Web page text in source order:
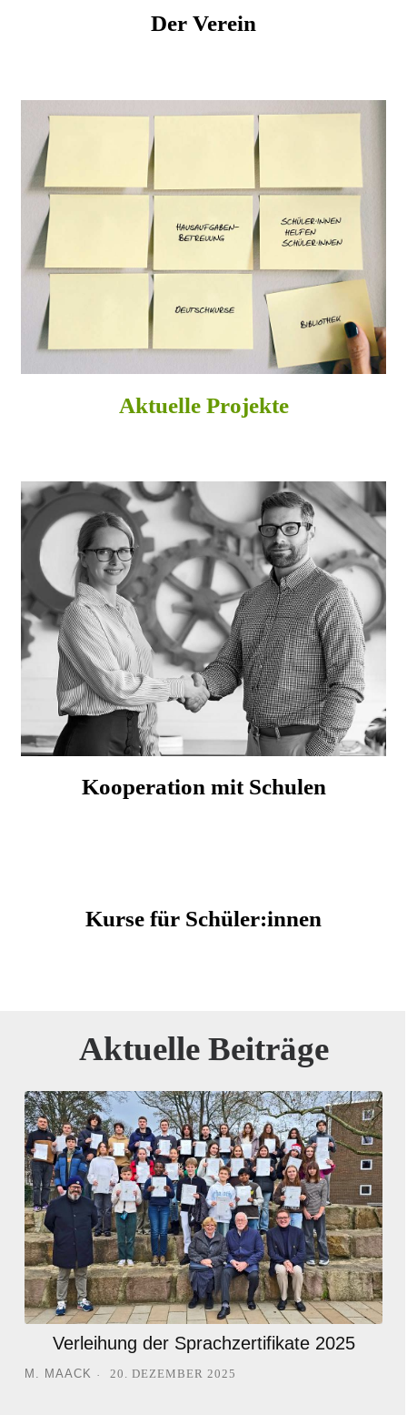
Der Verein
Aktuelle Projekte
Kooperation mit Schulen
Kurse für Schüler:innen
Aktuelle Beiträge
Verleihung der Sprachzertifikate 2025
M. MAACK 20. DEZEMBER 2025